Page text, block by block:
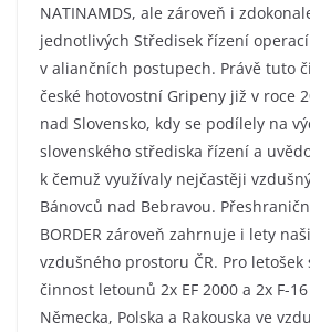
NATINAMDS, ale zároveň i
jednotlivých Středisek řízení
v aliančních postupech. Právě tuto
české hotovostní Gripeny již v roce
nad Slovensko, kdy se podílely na
slovenského střediska řízení a
k čemuž využívaly nejčastěji
Bánovců nad Bebravou.
BORDER zároveň zahrnuje i lety
vzdušného prostoru ČR. Pro
činnost letounů 2x EF 2000 a 2x F-
Německa, Polska a Rakouska ve